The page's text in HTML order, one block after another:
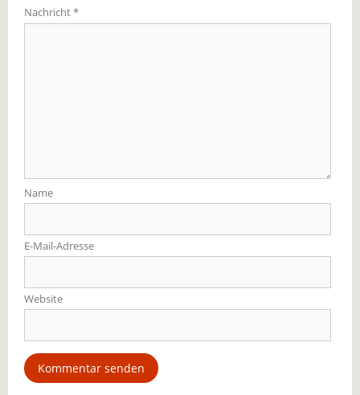
Nachricht*
Name
E-Mail-Adresse
Website